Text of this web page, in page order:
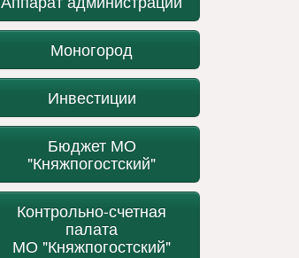
Моногород
Инвестиции
Бюджет МО
"Княжпогостский"
Контрольно-счетная
палата
МО "Княжпогостский"